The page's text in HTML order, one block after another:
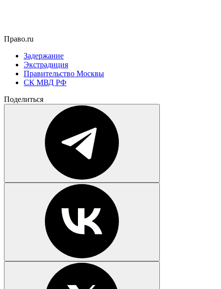
Право.ru
Задержание
Экстрадиция
Правительство Москвы
СК МВД РФ
Поделиться